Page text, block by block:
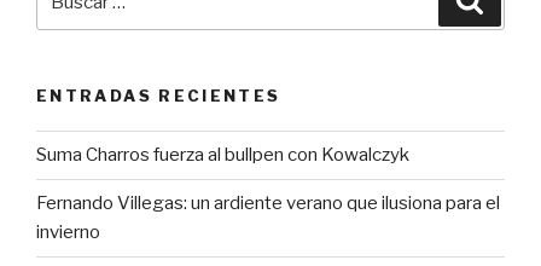
ENTRADAS RECIENTES
Suma Charros fuerza al bullpen con Kowalczyk
Fernando Villegas: un ardiente verano que ilusiona para el
invierno